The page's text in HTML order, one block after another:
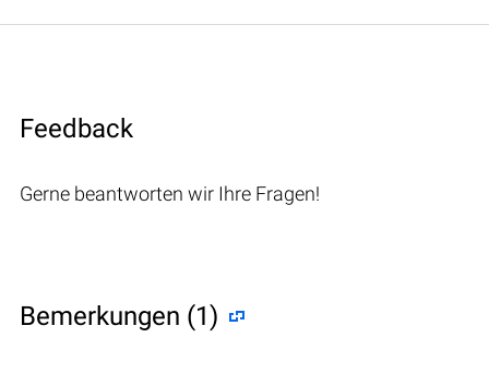
Feedback
Gerne beantworten wir Ihre Fragen!
Bemerkungen (1)